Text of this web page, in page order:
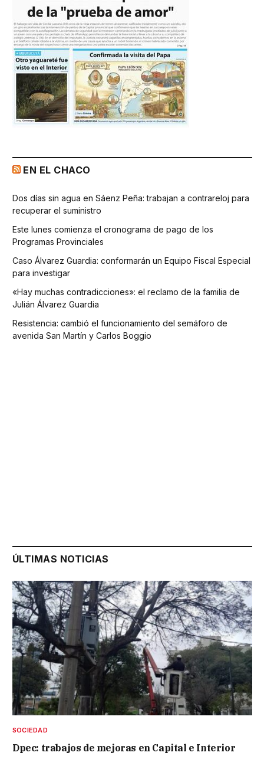
EN EL CHACO
Dos días sin agua en Sáenz Peña: trabajan a contrareloj para
recuperar el suministro
Este lunes comienza el cronograma de pago de los
Programas Provinciales
Caso Álvarez Guardia: conformarán un Equipo Fiscal Especial
para investigar
«Hay muchas contradicciones»: el reclamo de la familia de
Julián Álvarez Guardia
Resistencia: cambió el funcionamiento del semáforo de
avenida San Martín y Carlos Boggio
ÚLTIMAS NOTICIAS
SOCIEDAD
Dpec: trabajos de mejoras en Capital e Interior